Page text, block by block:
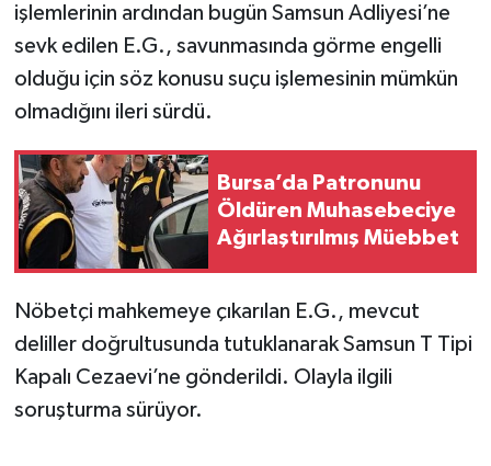
işlemlerinin ardından bugün Samsun Adliyesi’ne
sevk edilen E.G., savunmasında görme engelli
olduğu için söz konusu suçu işlemesinin mümkün
olmadığını ileri sürdü.
Bursa’da Patronunu
Öldüren Muhasebeciye
Ağırlaştırılmış Müebbet
Nöbetçi mahkemeye çıkarılan E.G., mevcut
deliller doğrultusunda tutuklanarak Samsun T Tipi
Kapalı Cezaevi’ne gönderildi. Olayla ilgili
soruşturma sürüyor.